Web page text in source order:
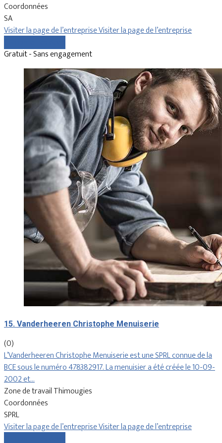
Coordonnées
SA
Visiter la page de l’entrepriseVisiter la page de l’entreprise
Gratuit - Sans engagement
15. Vanderheeren Christophe Menuiserie
(0)
L’Vanderheeren Christophe Menuiserie est une SPRL connue de la
BCE sous le numéro 478382917. La menuisier a été créée le 10-09-
2002 et…
Zone de travail Thimougies
Coordonnées
SPRL
Visiter la page de l’entrepriseVisiter la page de l’entreprise